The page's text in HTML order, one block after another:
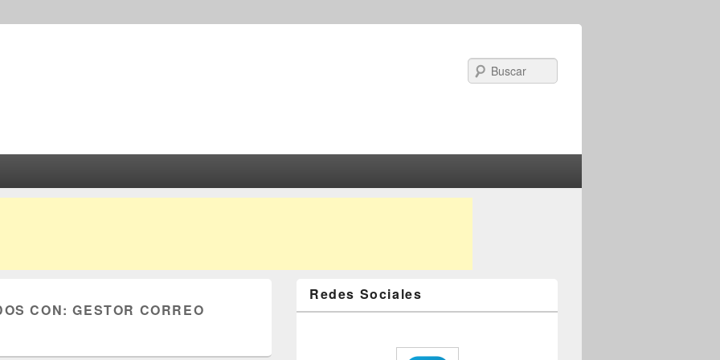
CON:GESTOR CORREO
Redes Sociales